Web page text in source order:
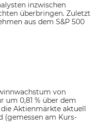
inzwischen
überbringen. Zuletzt
aus dem S&P 500
von
um 0,81 % über dem
Aktienmärkte aktuell
(gemessen am Kurs-